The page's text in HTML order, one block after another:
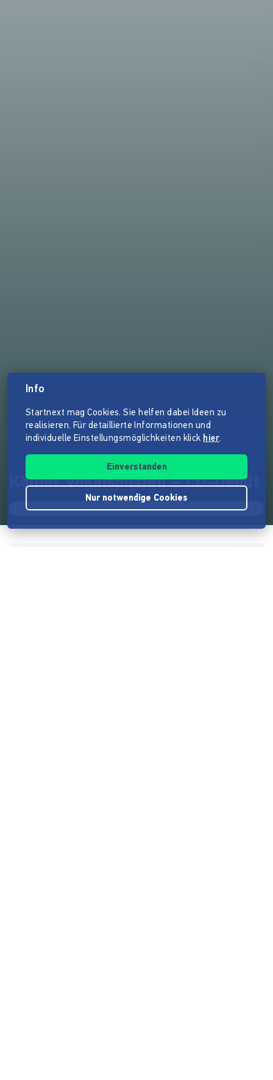
Kölner Vokalsolisten – CD-Debüt
Info
Startnext mag Cookies. Sie helfen dabei Ideen zu
realisieren. Für detaillierte Informationen und
individuelle Einstellungsmöglichkeiten klick hier.
Einverstanden
Nur notwendige Cookies